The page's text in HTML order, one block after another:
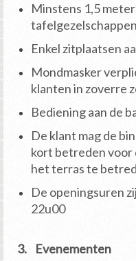
Minstens 1,5
tafelgezelschappen
Enkel zitplaatsen
Mondmasker
klanten in zoverre
Bediening aan de
De klant mag de
kort betreden voor
het terras te
De openingsuren
22u00
3. Evenementen